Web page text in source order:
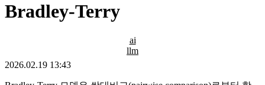
Bradley-Terry
ai
llm
2026.02.19 13:43